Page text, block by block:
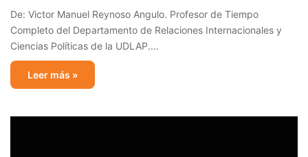
De: Victor Manuel Reynoso Angulo. Profesor de Tiempo
Completo del Departamento de Relaciones Internacionales y
Ciencias Políticas de la UDLAP.…
Leer más »